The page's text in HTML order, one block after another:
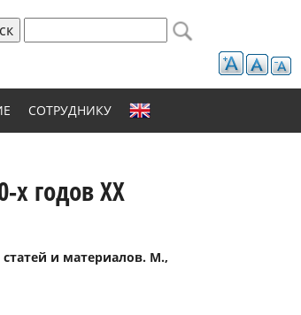
поиска
СОТРУДНИКУ
х годов XX
статей и материалов. М.,